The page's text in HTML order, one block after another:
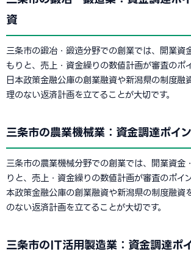
資
三条市の鍛冶・鍛造分野での創業では、開業資
もりと、売上・資金繰りの数値計画が審査のポ
日本政策金融公庫の創業融資や新潟県の制度融
理のない返済計画を立てることが大切です。
三条市の農業機械業：資金調達ポイ
三条市の農業機械分野での創業では、開業資金
りと、売上・資金繰りの数値計画が審査のポイ
本政策金融公庫の創業融資や新潟県の制度融資
のない返済計画を立てることが大切です。
三条市のIT活用製造業：資金調達ポ